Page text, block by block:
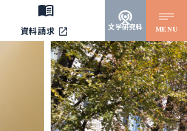
資料請求 文学研究科 MENU